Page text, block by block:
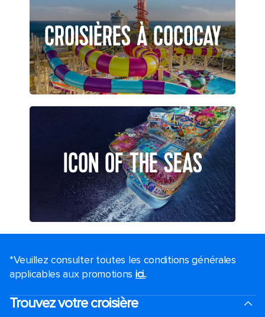
CROISIÈRES À COCOCAY
ICON OF THE SEAS
*Veuillez consulter toutes les conditions générales
applicables aux promotions ici..
Trouvez votre croisière